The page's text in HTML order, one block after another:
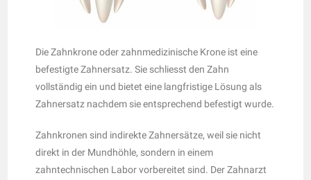
Die Zahnkrone oder zahnmedizinische Krone ist eine
befestigte Zahnersatz. Sie schliesst den Zahn
vollständig ein und bietet eine langfristige Lösung als
Zahnersatz nachdem sie entsprechend befestigt wurde.
Zahnkronen sind indirekte Zahnersätze, weil sie nicht
direkt in der Mundhöhle, sondern in einem
zahntechnischen Labor vorbereitet sind. Der Zahnarzt